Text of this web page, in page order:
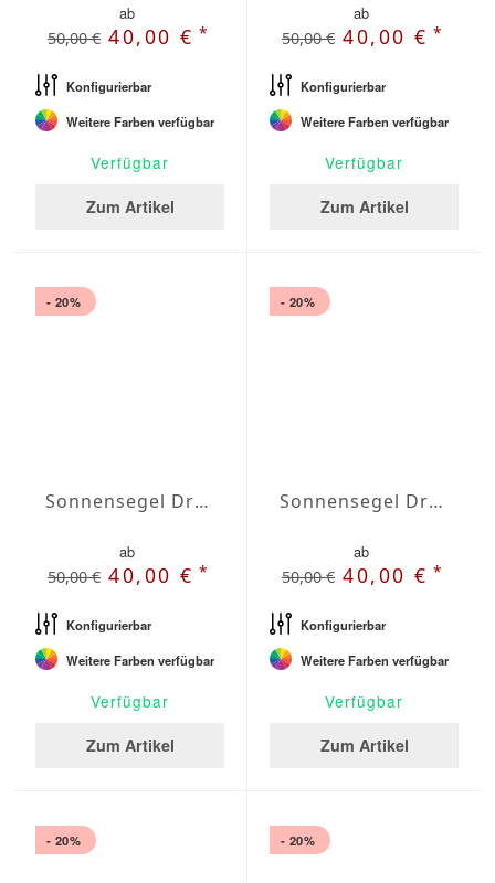
ab
50,00 € 40,00 €*
Konfigurierbar
Weitere Farben verfügbar
Verfügbar
Zum Artikel
ab
50,00 € 40,00 €*
Konfigurierbar
Weitere Farben verfügbar
Verfügbar
Zum Artikel
- 20%
Sonnensegel Dreieck gleichschenklig Wasserabweisend Olefin 6,5 x 6,5 x 6,5m
ab
50,00 € 40,00 €*
Konfigurierbar
Weitere Farben verfügbar
Verfügbar
Zum Artikel
- 20%
Sonnensegel Dreieck gleichschenklig Wasserabweisend Olefin 7 x 7 x 7m
ab
50,00 € 40,00 €*
Konfigurierbar
Weitere Farben verfügbar
Verfügbar
Zum Artikel
- 20% - 20%